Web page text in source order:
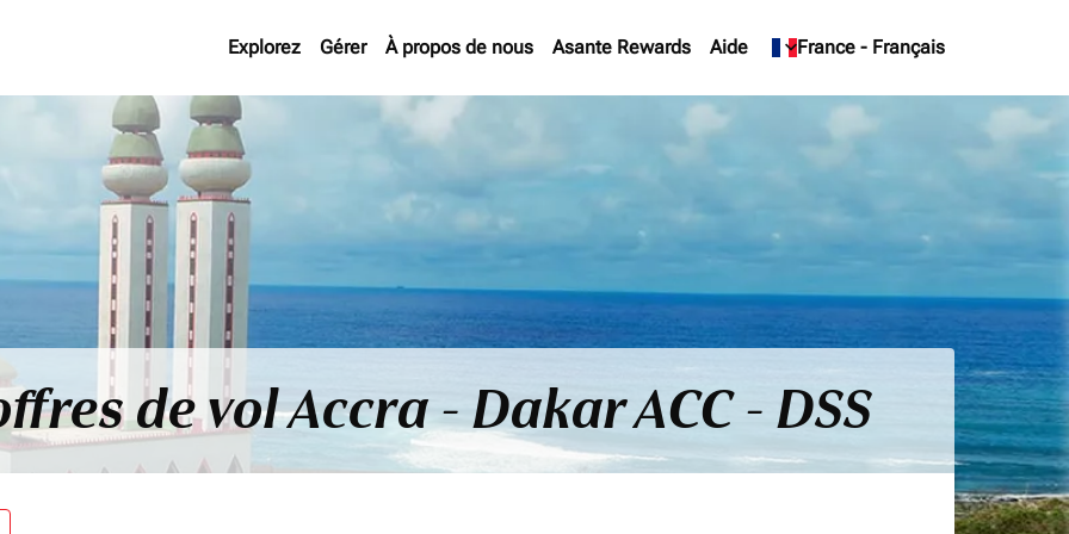
Explorez Gérer À propos de nous Asante Rewards Aide France - Français
keyboard_arrow_down
de vol Accra - Dakar ACC - DSS